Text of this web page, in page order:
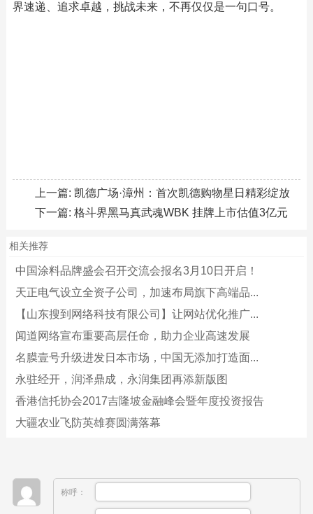
界速递、追求卓越，挑战未来，不再仅仅是一句口号。
上一篇: 凯德广场·漳州：首次凯德购物星日精彩绽放
下一篇: 格斗界黑马真武魂WBK 挂牌上市估值3亿元
相关推荐
中国涂料品牌盛会召开交流会报名3月10日开启！
天正电气设立全资子公司，加速布局旗下高端品...
【山东搜到网络科技有限公司】让网站优化推广...
闻道网络宣布重要高层任命，助力企业高速发展
名膜壹号升级进发日本市场，中国无添加打造面...
永驻经开，润泽鼎成，永润集团再添新版图
香港信托协会2017吉隆坡金融峰会暨年度投资报告
大疆农业飞防英雄赛圆满落幕
称呼：